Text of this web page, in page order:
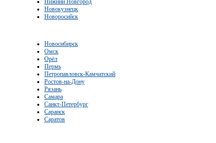
Нижний Новгород
Новокузнецк
Новоросийск
Новосибирск
Омск
Орёл
Пермь
Петропавловск-Камчатский
Ростов-на-Дону
Рязань
Самара
Санкт-Петербург
Саранск
Саратов